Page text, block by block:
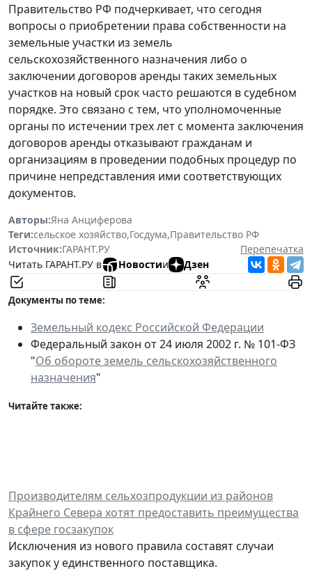
Правительство РФ подчеркивает, что сегодня
вопросы о приобретении права собственности на
земельные участки из земель
сельскохозяйственного назначения либо о
заключении договоров аренды таких земельных
участков на новый срок часто решаются в судебном
порядке. Это связано с тем, что уполномоченные
органы по истечении трех лет с момента заключения
договоров аренды отказывают гражданам и
организациям в проведении подобных процедур по
причине непредставления ими соответствующих
документов.
Авторы:Яна Анциферова
Теги:сельское хозяйство,Госдума,Правительство РФ
Источник:ГАРАНТ.РУ
Перепечатка
Читать ГАРАНТ.РУ в
Новостии Дзен
Документы по теме:
Земельный кодекс Российской Федерации
Федеральный закон от 24 июля 2002 г. № 101-ФЗ
"Об обороте земель сельскохозяйственного
назначения"
Читайте также:
Производителям сельхозпродукции из районов
Крайнего Севера хотят предоставить преимущества
в сфере госзакупок
Исключения из нового правила составят случаи
закупок у единственного поставщика.